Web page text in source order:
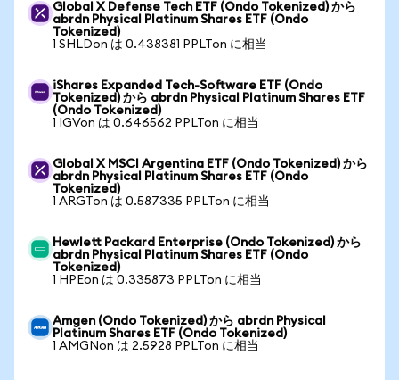
Global X Defense Tech ETF (Ondo Tokenized) から
abrdn Physical Platinum Shares ETF (Ondo
Tokenized)
1 SHLDon は 0.438381 PPLTon に相当
iShares Expanded Tech-Software ETF (Ondo
Tokenized) から abrdn Physical Platinum Shares ETF
(Ondo Tokenized)
1 IGVon は 0.646562 PPLTon に相当
Global X MSCI Argentina ETF (Ondo Tokenized) から
abrdn Physical Platinum Shares ETF (Ondo
Tokenized)
1 ARGTon は 0.587335 PPLTon に相当
Hewlett Packard Enterprise (Ondo Tokenized) から
abrdn Physical Platinum Shares ETF (Ondo
Tokenized)
1 HPEon は 0.335873 PPLTon に相当
Amgen (Ondo Tokenized) から abrdn Physical
Platinum Shares ETF (Ondo Tokenized)
1 AMGNon は 2.5928 PPLTon に相当